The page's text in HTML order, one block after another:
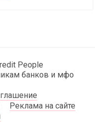
People
банков и мфо
Реклама на сайте